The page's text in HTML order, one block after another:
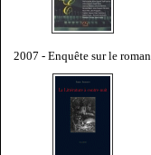
2007 - Enquête sur le roman